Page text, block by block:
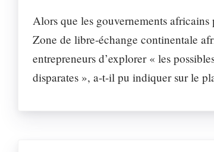
Alors que les gouvernements
Zone de libre-échange continentale
entrepreneurs d’explorer « les
disparates », a-t-il pu indiquer sur le